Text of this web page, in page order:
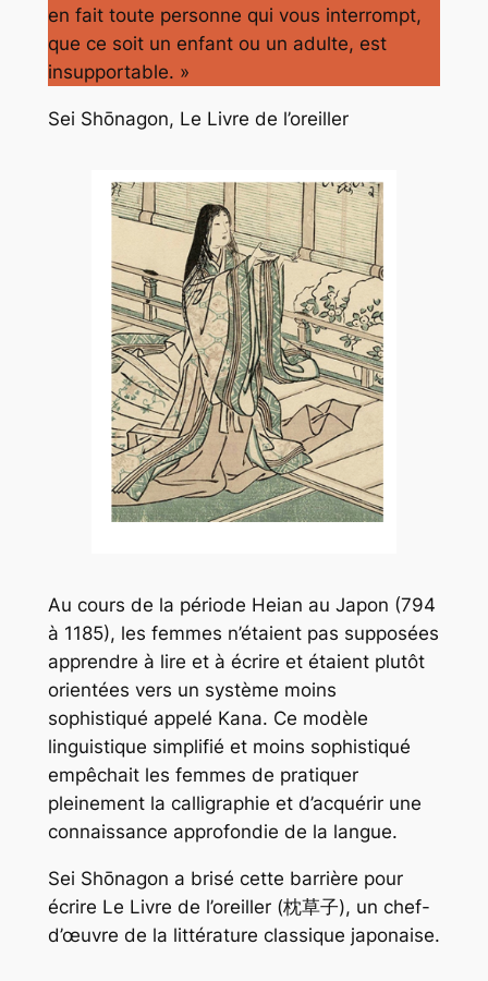
en fait toute personne qui vous interrompt,
que ce soit un enfant ou un adulte, est
insupportable. »
Sei Shōnagon, Le Livre de l’oreiller
Au cours de la période Heian au Japon (794
à 1185), les femmes n’étaient pas supposées
apprendre à lire et à écrire et étaient plutôt
orientées vers un système moins
sophistiqué appelé Kana. Ce modèle
linguistique simplifié et moins sophistiqué
empêchait les femmes de pratiquer
pleinement la calligraphie et d’acquérir une
connaissance approfondie de la langue.
Sei Shōnagon a brisé cette barrière pour
écrire Le Livre de l’oreiller (枕草子), un chef-
d’œuvre de la littérature classique japonaise.